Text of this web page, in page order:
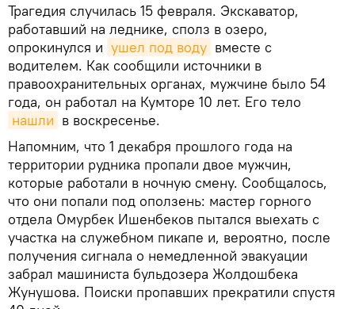
Трагедия случилась 15 февраля. Экскаватор,
работавший на леднике, сполз в озеро,
опрокинулся и ушел под воду вместе с
водителем. Как сообщили источники в
правоохранительных органах, мужчине было 54
года, он работал на Кумторе 10 лет. Его тело
нашли в воскресенье.
Напомним, что 1 декабря прошлого года на
территории рудника пропали двое мужчин,
которые работали в ночную смену. Сообщалось,
что они попали под оползень: мастер горного
отдела Омурбек Ишенбеков пытался выехать с
участка на служебном пикапе и, вероятно, после
получения сигнала о немедленной эвакуации
забрал машиниста бульдозера Жолдошбека
Жунушова. Поиски пропавших прекратили спустя